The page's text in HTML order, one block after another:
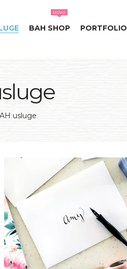
BAH SHOP
NOVO
PORTFOLIO
usluge